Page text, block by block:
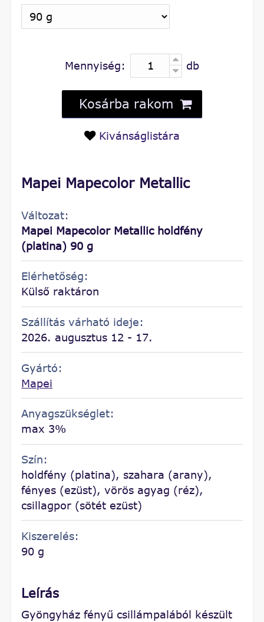
Mapei Mapecolor Metallic
Változat:
Mapei Mapecolor Metallic holdfény
(platina) 90 g
Elérhetőség:
Külső raktáron
Szállítás várható ideje:
2026. augusztus 12 - 17.
Gyártó:
Mapei
Anyagszükséglet:
max 3%
Szín:
holdfény (platina), szahara (arany),
fényes (ezüst), vörös agyag (réz),
csillagpor (sötét ezüst)
Kiszerelés:
90 g
Leírás
Gyöngyház fényű csillámpalából készült
Mennyiség: db
Kosárba rakom
Kivánságlistára